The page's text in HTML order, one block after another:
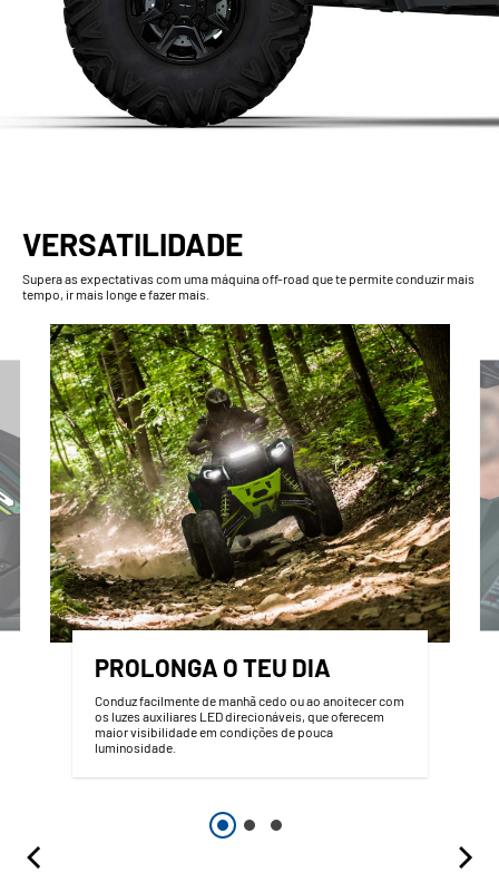
VERSATILIDADE
Supera as expectativas com uma máquina off-road que te permite conduzir mais
tempo, ir mais longe e fazer mais.
PROLONGA O TEU DIA
Conduz facilmente de manhã cedo ou ao anoitecer com
os luzes auxiliares LED direcionáveis, que oferecem
maior visibilidade em condições de pouca
luminosidade.